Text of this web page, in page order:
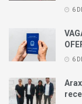
6
6